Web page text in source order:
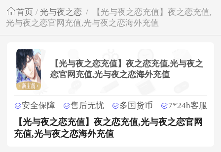
首页 / 光与夜之恋 /
【光与夜之恋充值】夜之恋充值,
光与夜之恋官网充值,光与夜之恋海外充值
【光与夜之恋充值】夜之恋充值,光与夜之
恋官网充值,光与夜之恋海外充值
安全保障 售后无忧 多国货币 7*24h客服
【光与夜之恋充值】夜之恋充值,光与夜之恋官网
充值,光与夜之恋海外充值